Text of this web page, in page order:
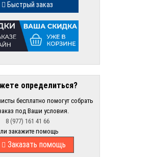
Быстрый заказ
определиться?
бесплатно помогут собрать
под Ваши условия.
8 (977) 161 41 66
закажите помощь
Заказать помощь